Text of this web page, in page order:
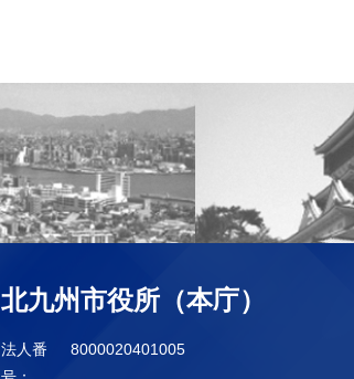
北九州市役所（本庁）
法人番
8000020401005